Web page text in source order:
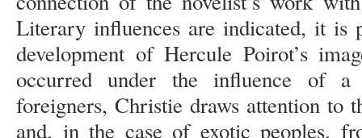
Literary influences are indicated, it is
development of Hercule Poirot’s
occurred under the influence of a
foreigners, Christie draws attention
and, in the case of exotic peoples,